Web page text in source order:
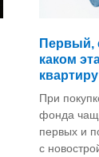
Первый,
каком
При
фонда
первых и
с